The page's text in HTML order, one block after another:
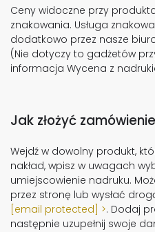
Ceny widoczne przy
znakowania. Usługa
dodatkowo przez nasze
(Nie dotyczy to gadżetów
informacja Wycena z
Jak złożyć
Wejdź w dowolny produkt,
nakład, wpisz w uwagach
umiejscowienie nadruku.
przez stronę lub wysłać
[email protected]
. Dodaj
następnie uzupełnij swoje